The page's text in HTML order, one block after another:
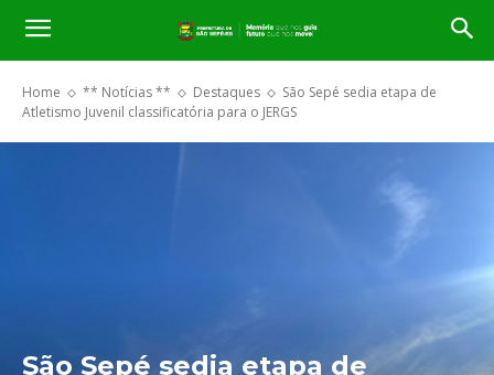
Home ** Notícias ** Destaques
São Sepé sedia etapa de
Atletismo Juvenil classificatória para o JERGS
São Sepé sedia etapa de